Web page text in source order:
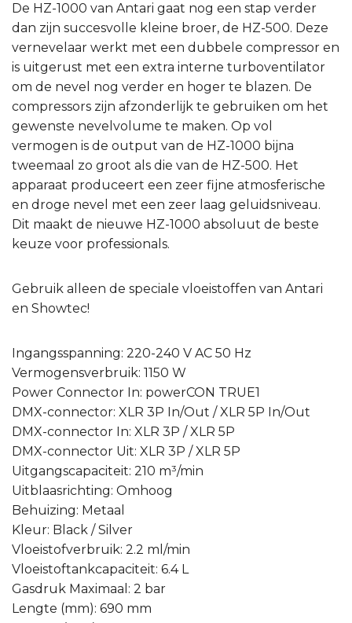
De HZ-1000 van Antari gaat nog een stap verder
dan zijn succesvolle kleine broer, de HZ-500. Deze
vernevelaar werkt met een dubbele compressor en
is uitgerust met een extra interne turboventilator
om de nevel nog verder en hoger te blazen. De
compressors zijn afzonderlijk te gebruiken om het
gewenste nevelvolume te maken. Op vol
vermogen is de output van de HZ-1000 bijna
tweemaal zo groot als die van de HZ-500. Het
apparaat produceert een zeer fijne atmosferische
en droge nevel met een zeer laag geluidsniveau.
Dit maakt de nieuwe HZ-1000 absoluut de beste
keuze voor professionals.
Gebruik alleen de speciale vloeistoffen van Antari
en Showtec!
Ingangsspanning: 220-240 V AC 50 Hz
Vermogensverbruik: 1150 W
Power Connector In: powerCON TRUE1
DMX-connector: XLR 3P In/Out / XLR 5P In/Out
DMX-connector In: XLR 3P / XLR 5P
DMX-connector Uit: XLR 3P / XLR 5P
Uitgangscapaciteit: 210 m³/min
Uitblaasrichting: Omhoog
Behuizing: Metaal
Kleur: Black / Silver
Vloeistofverbruik: 2.2 ml/min
Vloeistoftankcapaciteit: 6.4 L
Gasdruk Maximaal: 2 bar
Lengte (mm): 690 mm